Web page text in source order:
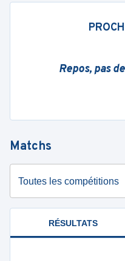
Repos, pas
Matchs
Toutes les compétitions
RÉSULTATS